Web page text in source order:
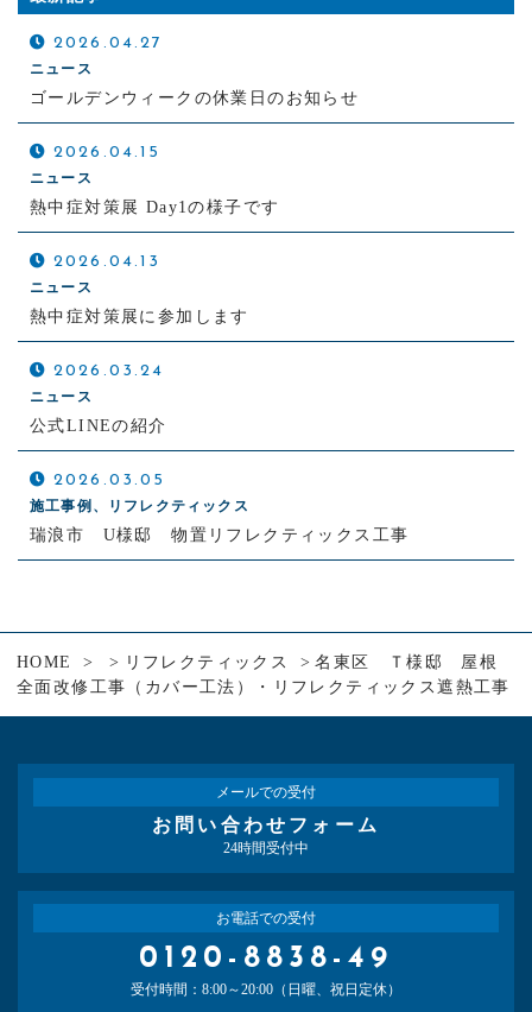
2026.04.27
ニュース
ゴールデンウィークの休業日のお知らせ
2026.04.15
ニュース
熱中症対策展 Day1の様子です
2026.04.13
ニュース
熱中症対策展に参加します
2026.03.24
ニュース
公式LINEの紹介
2026.03.05
施工事例、リフレクティックス
瑞浪市 U様邸 物置リフレクティックス工事
HOME リフレクティックス
名東区 Ｔ様邸 屋根
全面改修工事（カバー工法）・リフレクティックス遮熱工事
メールでの受付
お問い合わせフォーム
24時間受付中
お電話での受付
0120-8838-49
受付時間：8:00～20:00（日曜、祝日定休）